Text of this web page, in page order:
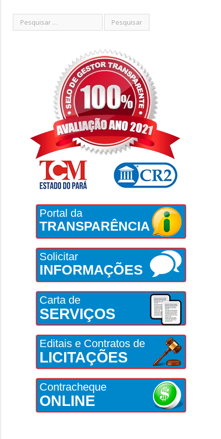
Portal da
TRANSPARÊNCIA
Solicitar
INFORMAÇÕES
Carta de
SERVIÇOS
Editais e Contratos de
LICITAÇÕES
Contracheque
ONLINE